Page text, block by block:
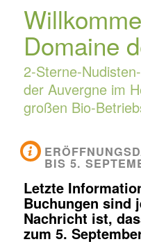
Domaine
2-Sterne-
der Auvergne im
großen Bio-
BIS 5.
Letzte
Buchungen sind
Nachricht ist,
zum 5.